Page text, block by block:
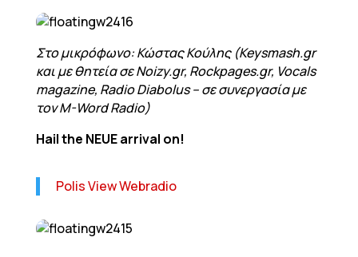
Στο μικρόφωνο: Κώστας Κούλης (Keysmash.gr
και με θητεία σε Noizy.gr, Rockpages.gr, Vocals
magazine, Radio Diabolus – σε συνεργασία με
τον M-Word Radio)
Hail the NEUE arrival on!
Polis View Webradio